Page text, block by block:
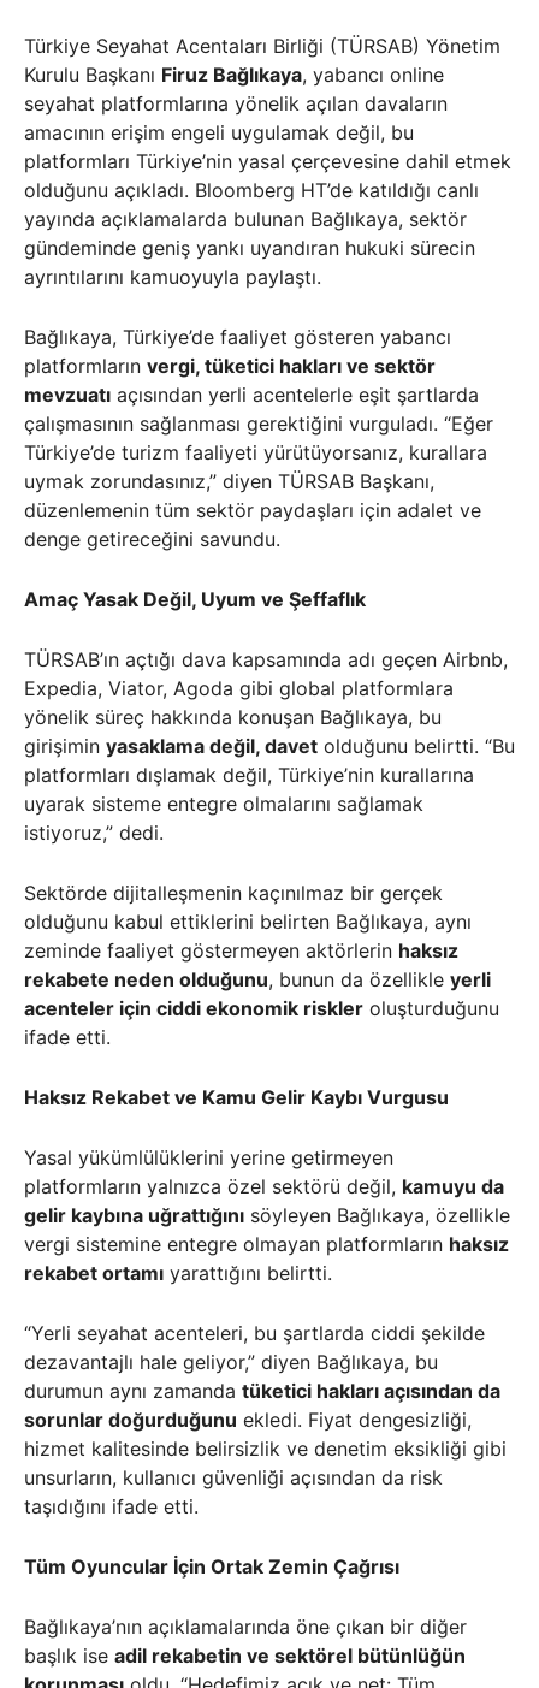
Türkiye Seyahat Acentaları Birliği (TÜRSAB) Yönetim
Kurulu Başkanı Firuz Bağlıkaya, yabancı online
seyahat platformlarına yönelik açılan davaların
amacının erişim engeli uygulamak değil, bu
platformları Türkiye’nin yasal çerçevesine dahil etmek
olduğunu açıkladı. Bloomberg HT’de katıldığı canlı
yayında açıklamalarda bulunan Bağlıkaya, sektör
gündeminde geniş yankı uyandıran hukuki sürecin
ayrıntılarını kamuoyuyla paylaştı.
Bağlıkaya, Türkiye’de faaliyet gösteren yabancı
platformların vergi, tüketici hakları ve sektör
mevzuatı açısından yerli acentelerle eşit şartlarda
çalışmasının sağlanması gerektiğini vurguladı. “Eğer
Türkiye’de turizm faaliyeti yürütüyorsanız, kurallara
uymak zorundasınız,” diyen TÜRSAB Başkanı,
düzenlemenin tüm sektör paydaşları için adalet ve
denge getireceğini savundu.
Amaç Yasak Değil, Uyum ve Şeffaflık
TÜRSAB’ın açtığı dava kapsamında adı geçen Airbnb,
Expedia, Viator, Agoda gibi global platformlara
yönelik süreç hakkında konuşan Bağlıkaya, bu
girişimin yasaklama değil, davet olduğunu belirtti. “Bu
platformları dışlamak değil, Türkiye’nin kurallarına
uyarak sisteme entegre olmalarını sağlamak
istiyoruz,” dedi.
Sektörde dijitalleşmenin kaçınılmaz bir gerçek
olduğunu kabul ettiklerini belirten Bağlıkaya, aynı
zeminde faaliyet göstermeyen aktörlerin haksız
rekabete neden olduğunu, bunun da özellikle yerli
acenteler için ciddi ekonomik riskler oluşturduğunu
ifade etti.
Haksız Rekabet ve Kamu Gelir Kaybı Vurgusu
Yasal yükümlülüklerini yerine getirmeyen
platformların yalnızca özel sektörü değil, kamuyu da
gelir kaybına uğrattığını söyleyen Bağlıkaya, özellikle
vergi sistemine entegre olmayan platformların haksız
rekabet ortamı yarattığını belirtti.
“Yerli seyahat acenteleri, bu şartlarda ciddi şekilde
dezavantajlı hale geliyor,” diyen Bağlıkaya, bu
durumun aynı zamanda tüketici hakları açısından da
sorunlar doğurduğunu ekledi. Fiyat dengesizliği,
hizmet kalitesinde belirsizlik ve denetim eksikliği gibi
unsurların, kullanıcı güvenliği açısından da risk
taşıdığını ifade etti.
Tüm Oyuncular İçin Ortak Zemin Çağrısı
Bağlıkaya’nın açıklamalarında öne çıkan bir diğer
başlık ise adil rekabetin ve sektörel bütünlüğün